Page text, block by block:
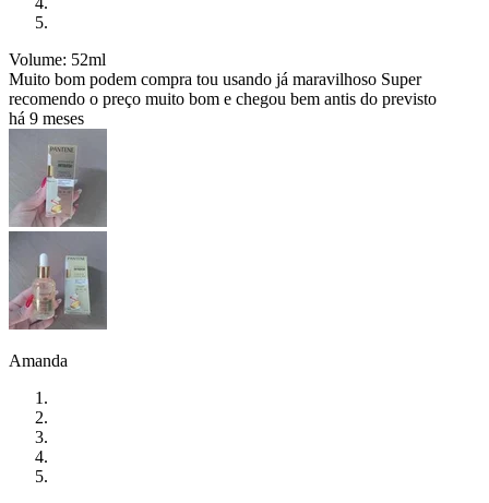
Volume: 52ml
Muito bom podem compra tou usando já maravilhoso Super
recomendo o preço muito bom e chegou bem antis do previsto
há 9 meses
Amanda